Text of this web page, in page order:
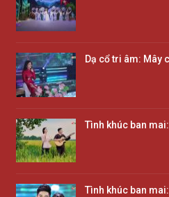
Dạ cổ tri âm: Mây
Tình khúc ban
Tình khúc ban